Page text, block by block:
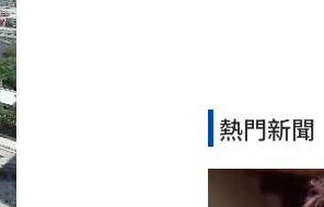
熱門新聞